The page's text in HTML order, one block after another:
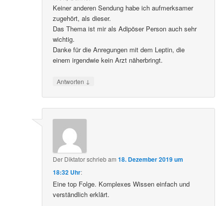
Keiner anderen Sendung habe ich aufmerksamer
zugehört, als dieser.
Das Thema ist mir als Adipöser Person auch sehr
wichtig.
Danke für die Anregungen mit dem Leptin, die
einem irgendwie kein Arzt näherbringt.
Antworten ↓
Der Diktatorschriebam18. Dezember 2019 um
18:32 Uhr:
Eine top Folge. Komplexes Wissen einfach und
verständlich erklärt.